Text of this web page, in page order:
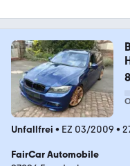
Unfallfrei • EZ 03/2009 •
FairCar Automobile